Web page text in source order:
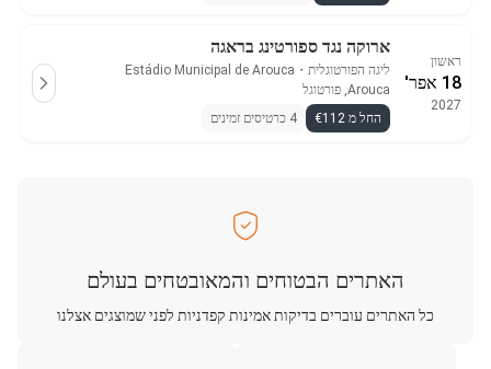
ראשון
18 אפר'
2027
ארוקה נגד ספורטינג בראגה
ליגה הפורטוגלית ・
Estádio Municipal de Arouca
Arouca, פורטוגל
החל מ €112
4 כרטיסים זמינים
האתרים הבטוחים והמאובטחים בעולם
כל האתרים עוברים בדיקות אמינות קפדניות לפני שמוצגים אצלנו